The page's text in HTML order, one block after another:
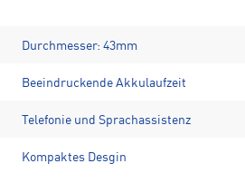
Durchmesser: 43mm
Beeindruckende Akkulaufzeit
Telefonie und Sprachassistenz
Kompaktes Desgin